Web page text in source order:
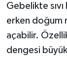
Gebelikte
erken doğum
açabilir.
dengesi